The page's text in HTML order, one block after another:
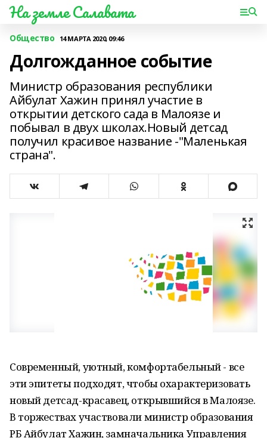
На земле Салавата
Общество 14 МАРТА 2020, 09:46
Долгожданное событие
Министр образования республики
Айбулат Хажин принял участие в
открытии детского сада в Малоязе и
побывал в двух школах.Новый детсад
получил красивое название -"Маленькая
страна".
Современный, уютный, комфортабельный - все
эти эпитеты подходят, чтобы охарактеризовать
новый детсад-красавец, открывшийся в Малоязе.
В торжествах участвовали министр образования
РБ Айбулат Хажин, замначальника Управления